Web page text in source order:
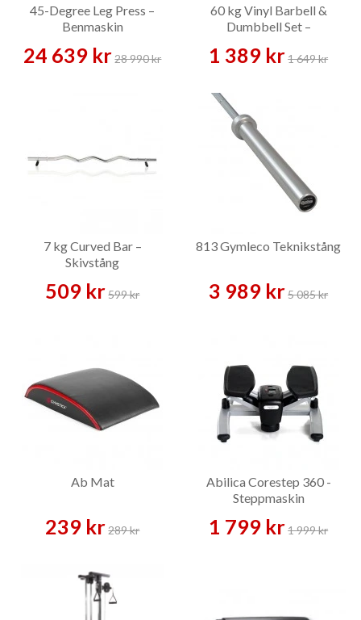
45-Degree Leg Press –
Benmaskin
24 639 kr 28 990 kr
60 kg Vinyl Barbell &
Dumbbell Set –
1 389 kr1 649 kr
7 kg Curved Bar –
Skivstång
509 kr 599 kr
813 Gymleco Teknikstång
3 989 kr5 085 kr
Ab Mat
239 kr 289 kr
Abilica Corestep 360 -
Steppmaskin
1 799 kr1 999 kr